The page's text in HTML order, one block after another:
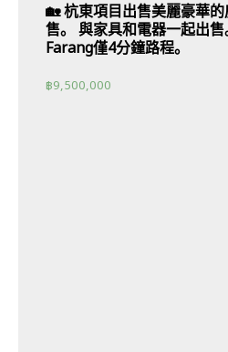
🏡 杭東項目出售美麗豪華
售。 與家具和電器一起出
Farang僅4分鐘路程。
฿9,500,000